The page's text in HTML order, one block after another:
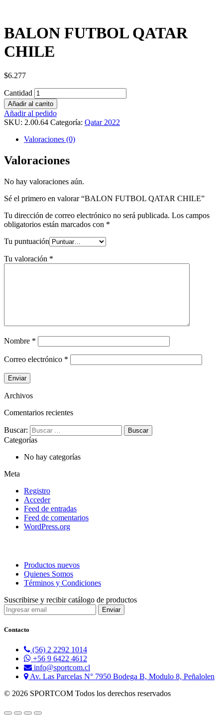
BALON FUTBOL QATAR
CHILE
$6.277
Cantidad
Añadir al carrito
Añadir al pedido
SKU: 2.00.64 Categoría: Qatar 2022
Valoraciones (0)
Valoraciones
No hay valoraciones aún.
Sé el primero en valorar “BALON FUTBOL QATAR CHILE”
Tu dirección de correo electrónico no será publicada. Los campos
obligatorios están marcados con *
Tu puntuación
Tu valoración *
Nombre *
Correo electrónico *
Archivos
Comentarios recientes
Buscar:
Categorías
No hay categorías
Meta
Registro
Acceder
Feed de entradas
Feed de comentarios
WordPress.org
Productos nuevos
Quienes Somos
Términos y Condiciones
Suscribirse y recibir catálogo de productos
Contacto
(56) 2 2292 1014
+56 9 6422 4612
info@sportcom.cl
Av. Las Parcelas N° 7950 Bodega B, Modulo 8, Peñalolen
© 2026 SPORTCOM Todos los derechos reservados